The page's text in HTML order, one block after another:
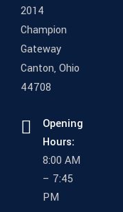
2014
Champion
Gateway
Canton, Ohio
44708
Opening
Hours:
8:00 AM
– 7:45
PM